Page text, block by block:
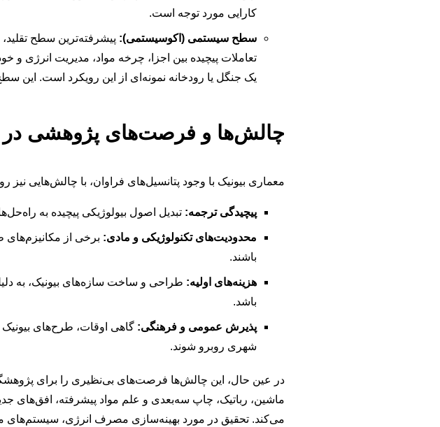
کارایی مورد توجه است.
سطح سیستمی (اکوسیستمی): پیشرفته‌ترین سطح
تعاملات پیچیده بین اجزا، چرخه مواد، مدیریت انرژی
یک جنگل یا رودخانه نمونه‌ای از این رویکرد است. این
چالش‌ها و فرصت‌های پژوهشی در
معماری بیونیک با وجود پتانسیل‌های فراوان، با چالش‌هایی
پیچیدگی ترجمه: تبدیل اصول بیولوژیکی پیچیده به
محدودیت‌های تکنولوژیکی و مادی: برخی از مکانیزم‌های
باشند.
هزینه‌های اولیه: طراحی و ساخت سازه‌های بیونیک، به
باشد.
پذیرش عمومی و فرهنگی: گاهی اوقات، طرح‌های بیونیک
شهری روبرو شوند.
در عین حال، این چالش‌ها فرصت‌های بی‌نظیری را برای
ماشین، رباتیک، چاپ سه‌بعدی و علم مواد پیشرفته، افق‌های
می‌کند. تحقیق در مورد بهینه‌سازی مصرف انرژی، سیستم‌های